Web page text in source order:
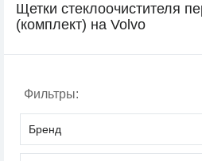
Щетки стеклоочистителя
(комплект) на Volvo
Фильтры:
Бренд